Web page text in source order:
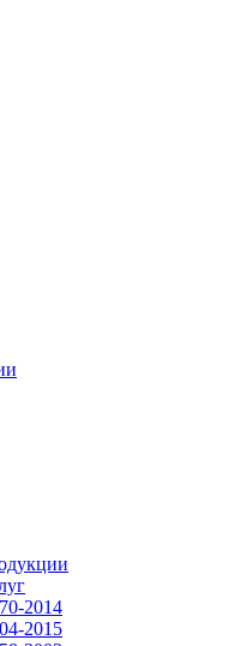
2014
2015